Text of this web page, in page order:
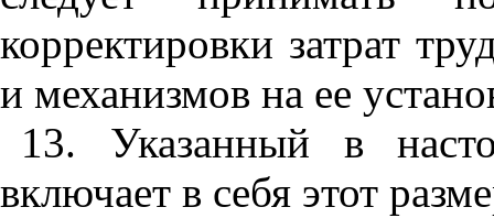
корректировки затрат
и механизмов на ее
13. Указанный в
включает в себя этот